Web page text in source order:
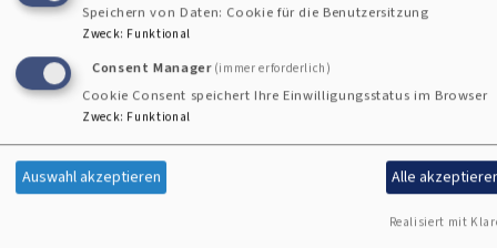
Kontakte Gottesdienste Kirchenmusik
Der
Speichern von Daten: Cookie für die Benutzersitzung
Zweck: Funktional
Consent Manager (immer erforderlich)
Cookie Consent speichert Ihre Einwilligungsstatus im Browser
Zweck: Funktional
Auswahl akzeptieren Alle
Realisiert mit